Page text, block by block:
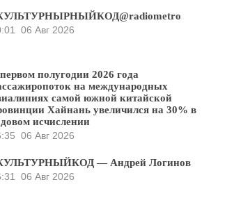
06 Авг 2026
полугодии 2026 года
на международных
самой южной китайской
Хайнань увеличился на 30% в
исчислении
06 Авг 2026
— Андрей Логинов
06 Авг 2026